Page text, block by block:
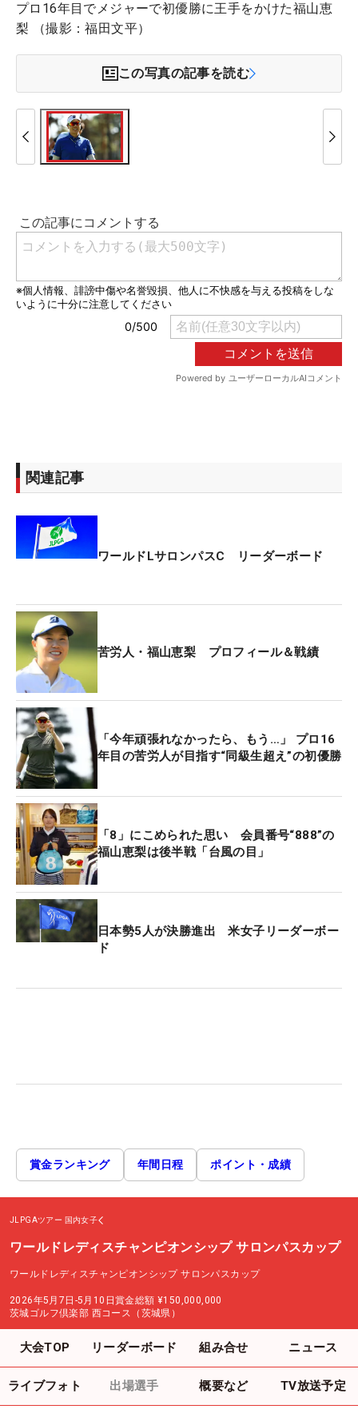
プロ16年目でメジャーで初優勝に王手をかけた福山恵
梨 （撮影：福田文平）
この写真の記事を読む
関連記事
ワールドLサロンパスC リーダーボード
苦労人・福山恵梨 プロフィール＆戦績
「今年頑張れなかったら、もう…」 プロ16
年目の苦労人が目指す“同級生超え”の初優勝
「8」にこめられた思い 会員番号“888”の
福山恵梨は後半戦「台風の目」
日本勢5人が決勝進出 米女子リーダーボー
ド
賞金ランキング 年間日程 ポイント・成績
JLPGAツアー 国内女子
ワールドレディスチャンピオンシップ サロンパスカップ
ワールドレディスチャンピオンシップ サロンパスカップ
2026年5月7日-5月10日賞金総額 ¥150,000,000
茨城ゴルフ倶楽部 西コース（茨城県）
大会TOP リーダーボード 組み合せ ニュース
ライブフォト 出場選手 概要など TV放送予定